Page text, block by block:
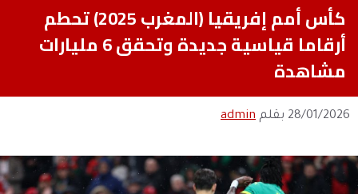
كأس أمم إفريقيا (المغرب 2025) تحطم
أرقاما قياسية جديدة وتحقق 6 مليارات
مشاهدة
28/01/2026 بقلم admin